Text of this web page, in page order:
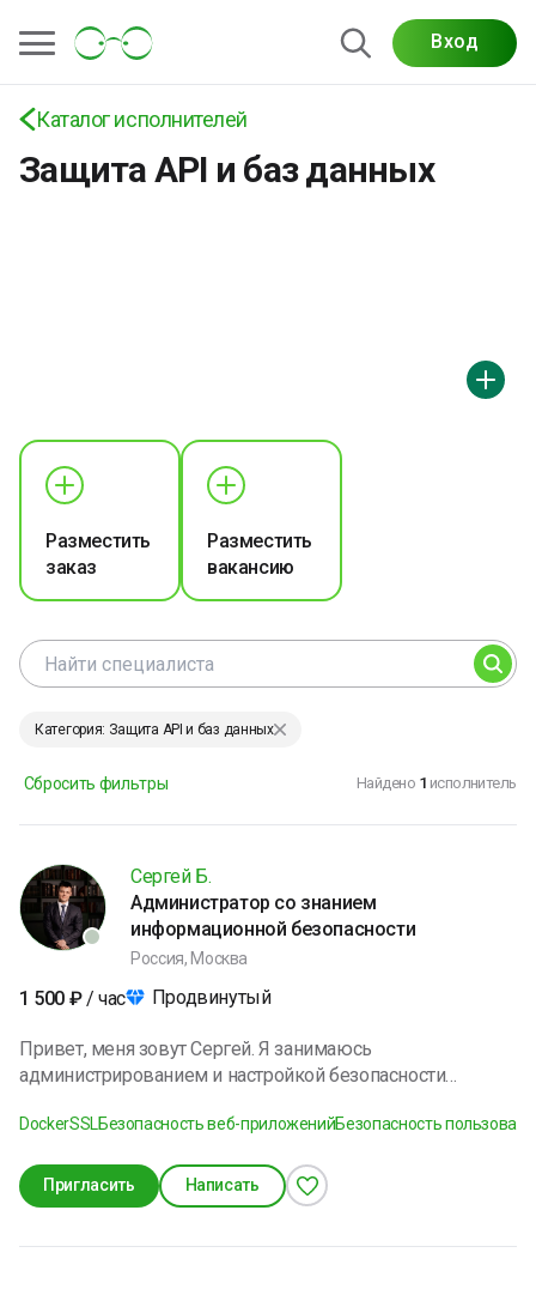
Вход
Каталог исполнителей
Защита API и баз данных
безопасность REST и GraphQL API, защита SQL и
NoSQL БД, шифрование, контроль доступа и
мониторинг угроз
Разместить
заказ
Разместить
вакансию
Категория: Защита API и баз данных
Сбросить фильтры Найдено 1 исполнитель
Сергей Б.
Администратор со знанием
информационной безопасности
Россия, Москва
1 500 ₽ / час Продвинутый
Привет, меня зовут Сергей. Я занимаюсь
администрированием и настройкой безопасности
систем мониторинга безопасности, настройкой
большой бэкграунд в программировании (Go, Rust, C,
Python, Typescript). Создатель проекта Light Defender -
DockerSSLБезопасность веб-приложенийБезопасность
Пригласить Написать